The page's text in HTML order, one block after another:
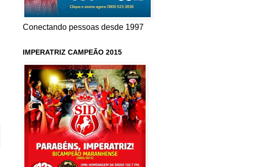
Conectando pessoas desde 1997
IMPERATRIZ CAMPEÃO 2015